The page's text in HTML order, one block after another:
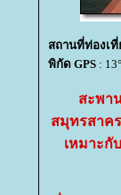
สถานที่ท่องเที่
พิกัด GPS :
สะพา
สมุทรสาค
เหมาะ